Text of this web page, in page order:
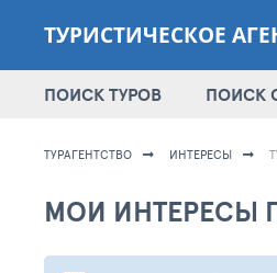
ТУРИСТИЧЕСКОЕ
ПОИСК ТУРОВ ПОИСК
ТУРАГЕНТСТВО ИНТЕРЕСЫ
МОИ ИНТЕРЕСЫ